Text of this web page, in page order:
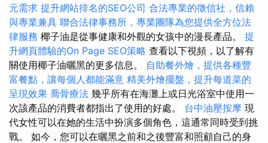
元需求 提升網站排名的SEO公司 合法專業的徵信社，信賴
與專業兼具 聯合法律事務所，專業團隊為您提供全方位法
律服務 椰子油是從事健康和外觀的女孩中的漫長產品。 提
升網頁體驗的On Page SEO策略 查看以下視頻，以了解有
關使用椰子油曬黑的更多信息。 自助餐外燴，提供各種豐
富餐點，讓每個人都能滿意 精美外燴擺盤，提升每道菜的
呈現效果 喬骨療法 幾乎所有在海灘上或日光浴室中使用一
次該產品的消費者都指出了使用的好處。 台中油壓按摩 現
代女性可以在她的生活中扮演多個角色，這通常同時受到挑
戰。 如今，您可以在曬黑之前和之後豐富和照顧自己的身